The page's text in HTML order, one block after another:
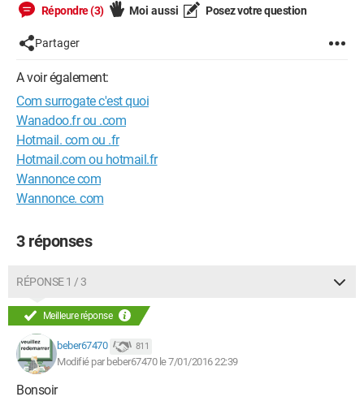
Je viens de recheck et j'ai un autre processus que je ne
connais pas qui s'est rajouté. Voilà:
J'espère que vous saurez m'éclairer.
Merci d'avance.
Répondre (3) Moi aussi Posez votre question
Partager
A voir également:
Com surrogate c'est quoi
Wanadoo.fr ou .com
Hotmail. com ou .fr
Hotmail.com ou hotmail.fr
Wannonce com
Wannonce. com
3 réponses
RÉPONSE 1 / 3
Meilleure réponse
beber67470 811
Modifié par beber67470 le 7/01/2016 22:39
Bonsoir